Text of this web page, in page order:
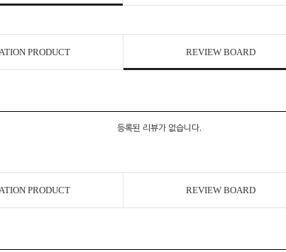
PRODUCT REVIEW BOARD
등록된 리뷰가 없습니다.
PRODUCT REVIEW BOARD